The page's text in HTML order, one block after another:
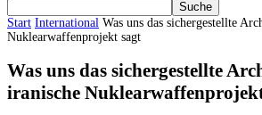
Start International Was uns das sichergestellte
Nuklearwaffenprojekt sagt
Was uns das sichergestellte
iranische